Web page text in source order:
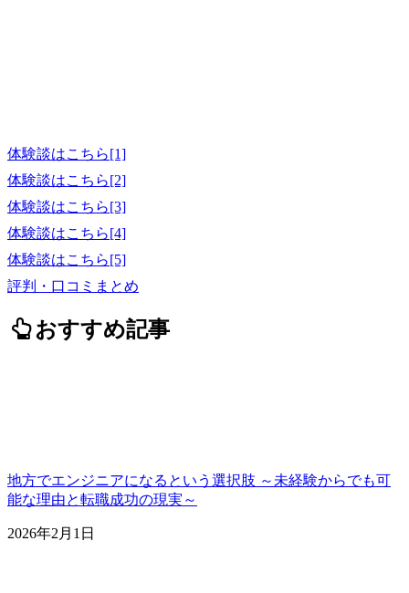
体験談はこちら[1]
体験談はこちら[2]
体験談はこちら[3]
体験談はこちら[4]
体験談はこちら[5]
評判・口コミまとめ
おすすめ記事
地方でエンジニアになるという選択肢 ～未経験からでも可
能な理由と転職成功の現実～
2026年2月1日